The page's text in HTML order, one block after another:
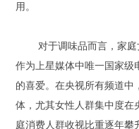
用。
对于调味品而言，家
作为上星媒体中唯一国家级
的喜爱。在央视所有频道中
体，尤其女性人群集中度在
庭消费人群收视比重逐年攀